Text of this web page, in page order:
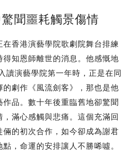
聞噩耗觸景傷情
在香港演藝學院歌劇院舞台排練
得知恩師離世的消息。他感慨地
讀演藝學院第一年時，正是在同
的劇作《風流劍客》，那也是他
作品。數十年後重臨舊地卻驚聞
滿心感觸與悲痛。這個充滿回
倆的初次合作，如今卻成為謝君
，命運的安排讓人不勝唏噓。